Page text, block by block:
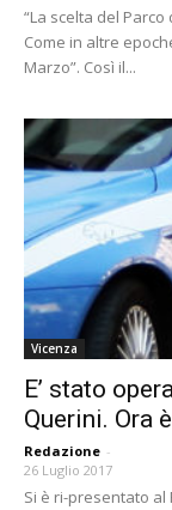
“La scelta del
Come in altre
Marzo”. Così il...
Vicenza
E’ stato
Querini. Ora
Redazione -
26 Luglio 2017
Si è ri-presentato